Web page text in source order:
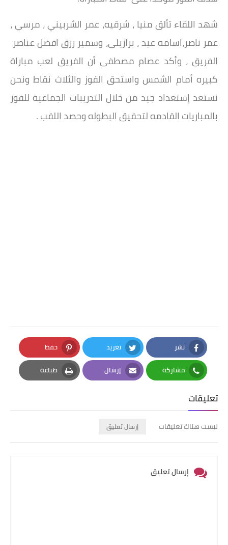
شهد اللقاء تألق منيا ، شرقيه، عمر الشربيني ، مرسي ،
عمر ناصر،اسامه عيد ، برازيلى، وسمير رزق افضل عناصر
الفريق ، وأكد عصام مصطفى أن الفريق لعب مباراة
كبيره أمام الشمس واستحق الفوز والثلاث نقاط ونحن
نستعد إستعداد جيد من خلال التدريبات الجماعية للفوز
بالمباريات القادمه لتحقيق البطوله وحصد اللقب .
نشر
Facebook
تغريد
Twitter
حفظ
Pinterest
مشاركة
Whatsapp
إرسال
Email
طباعة
Print
تعليقات
ليست هناك تعليقات إرسال تعليق
إرسال تعليق